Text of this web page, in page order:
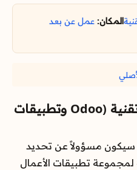
المكان: عمل عن بعد
مسؤول مبيعات حلول تقنية (Odoo وتطبيقات
مسؤولاً عن تحديد
لمجموعة تطبيقات الأعمال